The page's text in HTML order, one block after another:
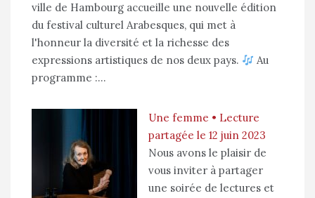
ville de Hambourg accueille une nouvelle édition
du festival culturel Arabesques, qui met à
l'honneur la diversité et la richesse des
expressions artistiques de nos deux pays.
Au
programme :…
Une femme • Lecture
partagée le 12 juin 2023
Nous avons le plaisir de
vous inviter à partager
une soirée de lectures et